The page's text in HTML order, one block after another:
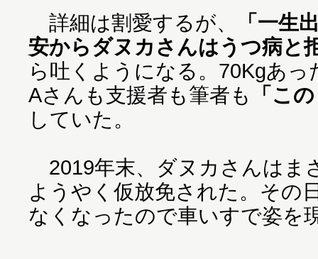
詳細は割愛するが、
「一生
安からダヌカさんはうつ病と
ら吐くようになる。70Kgあ
Aさんも支援者も筆者も
「こ
していた。
2019年末、ダヌカさんはま
ようやく仮放免された。その
なくなったので車いすで姿を